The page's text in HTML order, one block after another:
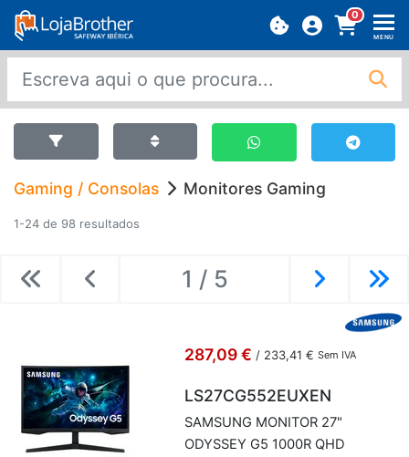
0
MENU
Gaming / Consolas Monitores Gaming
1-24 de 98 resultados
PreviousPrevious 1 / 5 Next
287,09 € / 233,41 € Sem IVA
LS27CG552EUXEN
SAM­SUNG MO­NITOR 27"
ODYSSEY G5 1000R QHD